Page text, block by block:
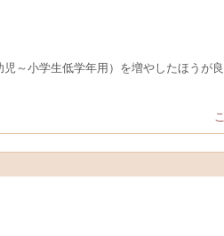
～小学生低学年用）を増やしたほうが